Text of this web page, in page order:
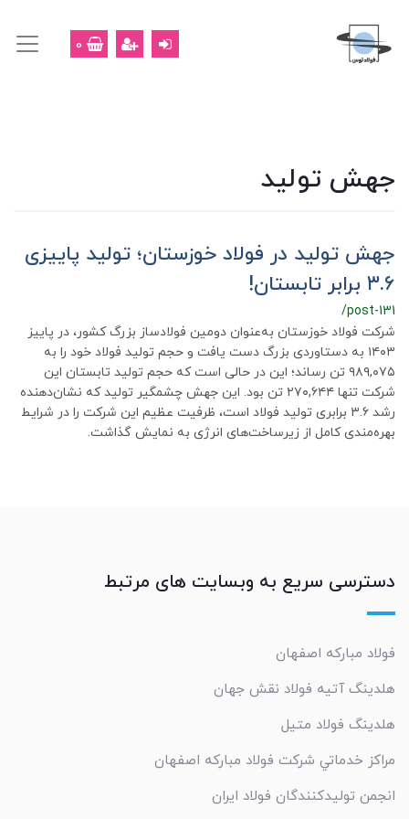
0
جهش تولید
جهش تولید در فولاد خوزستان؛ تولید پاییزی
۳.۶ برابر تابستان!
/post-131
شرکت فولاد خوزستان به‌عنوان دومین فولادساز بزرگ کشور، در پاییز
۱۴۰۳ به دستاوردی بزرگ دست یافت و حجم تولید فولاد خود را به
۹۸۹,۰۷۵ تن رساند؛ این در حالی است که حجم تولید تابستان این
شرکت تنها ۲۷۰,۶۴۴ تن بود. این جهش چشمگیر تولید که نشان‌دهنده
رشد ۳.۶ برابری تولید فولاد است، ظرفیت عظیم این شرکت را در شرایط
بهره‌مندی کامل از زیرساخت‌های انرژی به نمایش گذاشت.
دسترسی سریع به وبسایت های مرتبط
فولاد مبارکه اصفهان
هلدینگ آتیه فولاد نقش جهان
هلدینگ فولاد متیل
مراکز خدماتي شرکت فولاد مبارکه اصفهان
انجمن تولیدکنندگان فولاد ایران